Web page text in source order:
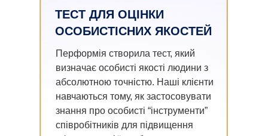
ТЕСТ ДЛЯ ОЦІНКИ
ОСОБИСТІСНИХ ЯКОСТЕЙ
Перформія створила тест, який
визначає особисті якості людини з
абсолютною точністю. Наші клієнти
навчаються тому, як застосовувати
знання про особисті “інструменти”
співробітників для підвищення